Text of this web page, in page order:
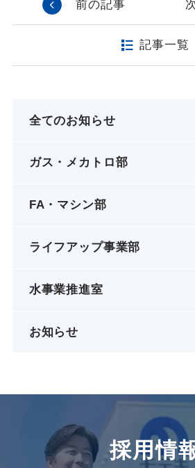
前の記事
記事一覧
全てのお知らせ
ガス・メカトロ部
FA・マシン部
ライフアップ事業部
水事業推進室
お知らせ
採用情